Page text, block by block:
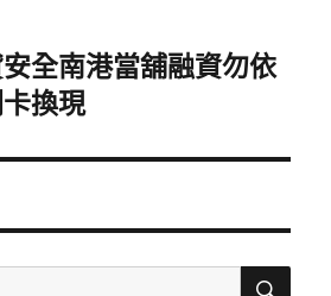
全南港當舖融資勿依
換現
搜